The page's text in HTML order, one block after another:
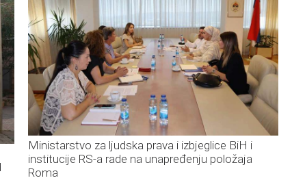
Ministarstvo za ljudska prava i izbjeglice BiH i
institucije RS-a rade na unapređenju položaja
Roma